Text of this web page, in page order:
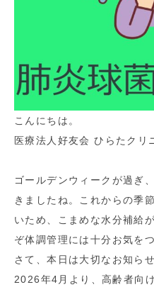
こんにちは。
医療法人好友会 ひらたクリ
ゴールデンウィークが過ぎ
きましたね。これからの季
いため、こまめな水分補給
ぞ体調管理には十分お気を
さて、本日は大切なお知ら
2026年4月より、高齢者向